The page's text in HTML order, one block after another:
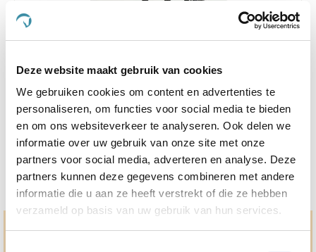
Deze website maakt gebruik van cookies
We gebruiken cookies om content en advertenties te
personaliseren, om functies voor social media te bieden
en om ons websiteverkeer te analyseren. Ook delen we
informatie over uw gebruik van onze site met onze
partners voor social media, adverteren en analyse. Deze
partners kunnen deze gegevens combineren met andere
informatie die u aan ze heeft verstrekt of die ze hebben
verzameld op basis van uw gebruik van hun services.
Liner Bucas Quilt SD Pony 150g 85/110
Nog maar 2 beschikbaar
€ 115,00 € 97,75
Hulp en advies nodig?